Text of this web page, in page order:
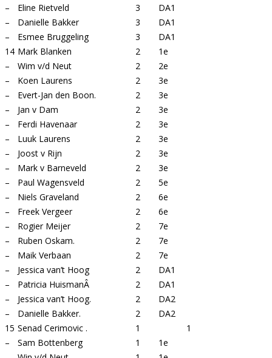
–
Eline Rietveld 3
DA1
–
Danielle Bakker 3
DA1
–
Esmee Bruggeling 3
DA1
14 Mark Blanken 2
1e
–
Wim v/d Neut 2
2e
–
Koen Laurens 2
3e
–
Evert-Jan den Boon. 2
3e
–
Jan v Dam 2
3e
–
Ferdi Havenaar 2
3e
–
Luuk Laurens 2
3e
–
Joost v Rijn 2
3e
–
Mark v Barneveld 2
3e
–
Paul Wagensveld 2
5e
–
Niels Graveland 2
6e
–
Freek Vergeer 2
6e
–
Rogier Meijer 2
7e
–
Ruben Oskam. 2
7e
–
Maik Verbaan 2
7e
–
Jessica van’t Hoog 2
DA1
–
Patricia HuismanÂ 2
DA1
–
Jessica van’t Hoog. 2
DA2
–
Danielle Bakker. 2
DA2
15 Senad Cerimovic . 1
1
–
Sam Bottenberg 1
1e